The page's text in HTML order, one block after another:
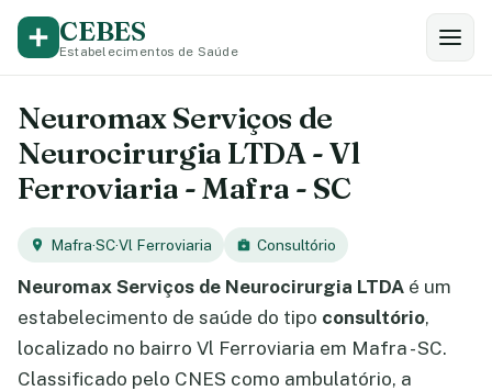
CEBES
Estabelecimentos de Saúde
Neuromax Serviços de
Neurocirurgia LTDA - Vl
Ferroviaria - Mafra - SC
Mafra·SC·Vl Ferroviaria Consultório
Neuromax Serviços de Neurocirurgia LTDA é um
estabelecimento de saúde do tipo consultório,
localizado no bairro Vl Ferroviaria em Mafra - SC.
Classificado pelo CNES como ambulatório, a